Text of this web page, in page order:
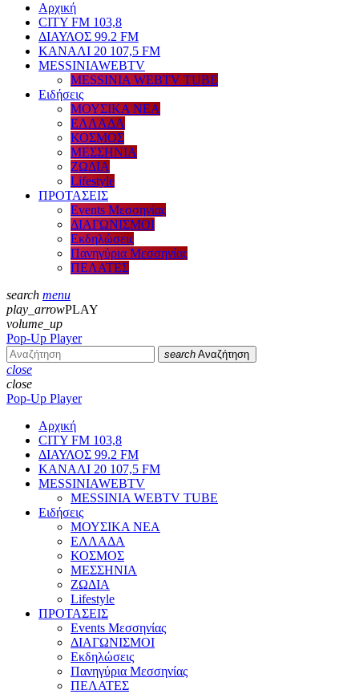
Αρχική
CITY FM 103,8
ΔΙΑΥΛΟΣ 99.2 FM
ΚΑΝΑΛΙ 20 107,5 FM
MESSINIAWEBTV
MESSINIA WEBTV TUBE
Eιδήσεις
ΜΟΥΣΙΚΑ ΝΕΑ
ΕΛΛΑΔΑ
ΚΟΣΜΟΣ
ΜΕΣΣΗΝΙΑ
ΖΩΔΙΑ
Lifestyle
ΠΡΟΤΑΣΕΙΣ
Events Μεσσηνίας
ΔΙΑΓΩΝΙΣΜΟΙ
Εκδηλώσεις
Πανηγύρια Μεσσηνίας
ΠΕΛΑΤΕΣ
search menu
play_arrowPLAY
volume_up
Pop-Up Player
search Αναζήτηση
close
close
Pop-Up Player
Αρχική
CITY FM 103,8
ΔΙΑΥΛΟΣ 99.2 FM
ΚΑΝΑΛΙ 20 107,5 FM
MESSINIAWEBTV
MESSINIA WEBTV TUBE
Eιδήσεις
ΜΟΥΣΙΚΑ ΝΕΑ
ΕΛΛΑΔΑ
ΚΟΣΜΟΣ
ΜΕΣΣΗΝΙΑ
ΖΩΔΙΑ
Lifestyle
ΠΡΟΤΑΣΕΙΣ
Events Μεσσηνίας
ΔΙΑΓΩΝΙΣΜΟΙ
Εκδηλώσεις
Πανηγύρια Μεσσηνίας
ΠΕΛΑΤΕΣ